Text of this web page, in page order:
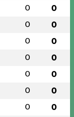
0 0
0 0
0 0
0 0
0 0
0 0
0 0